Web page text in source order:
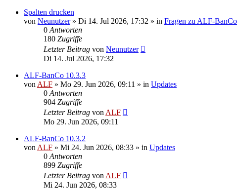
Spalten drucken
von Neunutzer» Di 14. Jul 2026, 17:32 » in Fragen zu ALF-
0 Antworten
180 Zugriffe
Letzter Beitrag von Neunutzer
Di 14. Jul 2026, 17:32
ALF-BanCo 10.3.3
von ALF » Mo 29. Jun 2026, 09:11 » in Updates
0 Antworten
904 Zugriffe
Letzter Beitrag von ALF
Mo 29. Jun 2026, 09:11
ALF-BanCo 10.3.2
von ALF » Mi 24. Jun 2026, 08:33 » in Updates
0 Antworten
899 Zugriffe
Letzter Beitrag von ALF
Mi 24. Jun 2026, 08:33